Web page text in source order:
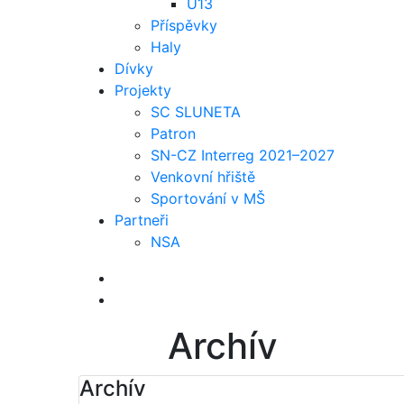
U13
Příspěvky
Haly
Dívky
Projekty
SC SLUNETA
Patron
SN-CZ Interreg 2021–2027
Venkovní hřiště
Sportování v MŠ
Partneři
NSA
Archív
Archív